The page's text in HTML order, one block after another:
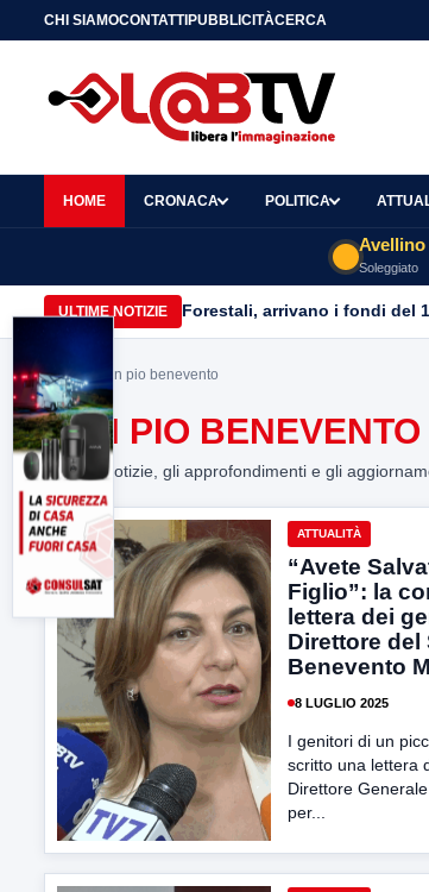
CHI SIAMOCONTATTIPUBBLICITÀCERCA
HOME CRONACA POLITICA
Avellino
Soleggiato
ULTIME NOTIZIE Forestali, arrivano i fondi del
Home> san pio benevento
SAN PIO BENEVENTO
Tutte le notizie, gli approfondimenti e gli
ATTUALITÀ
“Avete
Figlio”: la
lettera dei
Direttore del
Benevento
8 LUGLIO 2025
I genitori di un
scritto una lettera
Direttore
per...